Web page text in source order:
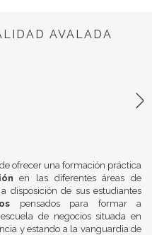
AVALADA
ofrecer una formación práctica
en las diferentes áreas de
a disposición de sus estudiantes
pensados para formar a
de negocios situada en
y estando a la vanguardia de